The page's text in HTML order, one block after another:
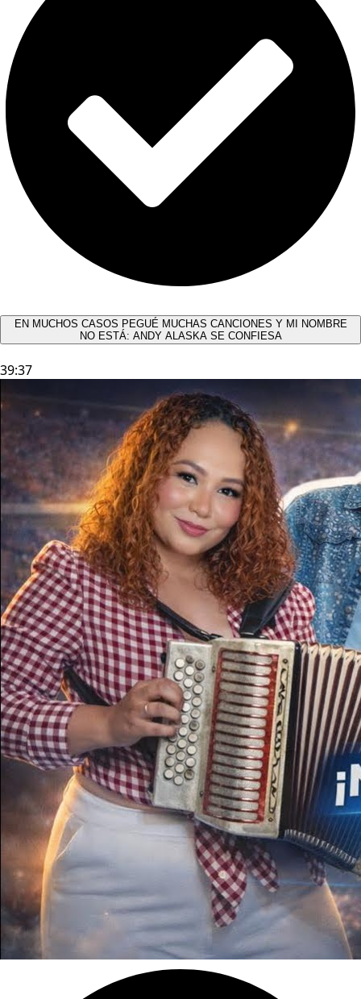
EN MUCHOS CASOS PEGUÉ MUCHAS CANCIONES Y MI NOMBRE
NO ESTÁ: ANDY ALASKA SE CONFIESA​
39:37